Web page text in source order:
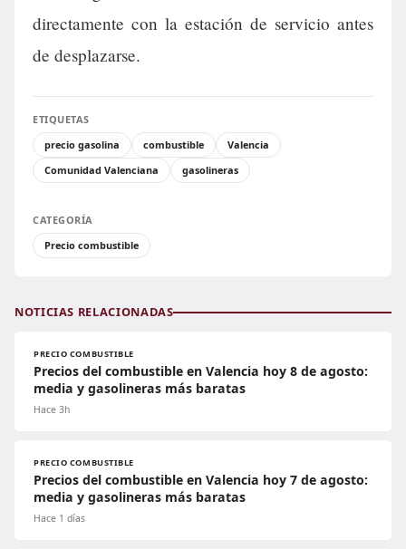
directamente con la estación de servicio antes
de desplazarse.
ETIQUETAS
precio gasolina
combustible
Valencia
Comunidad Valenciana
gasolineras
CATEGORÍA
Precio combustible
NOTICIAS RELACIONADAS
PRECIO COMBUSTIBLE
Precios del combustible en Valencia hoy 8 de agosto:
media y gasolineras más baratas
Hace 3h
PRECIO COMBUSTIBLE
Precios del combustible en Valencia hoy 7 de agosto:
media y gasolineras más baratas
Hace 1 días